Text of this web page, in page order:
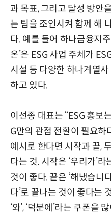
과 목표, 그리고 달성 방안
는 팀을 조인시켜 함께 해
다. 예를 들어 하나금융지
온’은 ESG 사업 주체가
시설 등 다양한 하나계열
하고 있다.
이선종 대표는 “ESG 홍보
G만의 관점 전환이 필요하
예시로 한다면 시작과 끝,
다는 것. 시작은 ‘우리가’라
것이 좋다. 끝은 ‘해냈습니
다’로 끝나는 것이 좋다는
‘와’, ‘덕분에’라는 쿠폰을